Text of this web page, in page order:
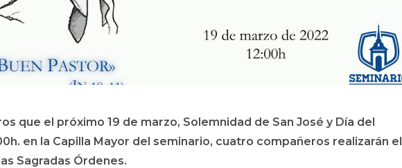
que el próximo 19 de marzo, Solemnidad de San José y Día del
en la Capilla Mayor del seminario, cuatro compañeros realizarán el
Sagradas Órdenes.